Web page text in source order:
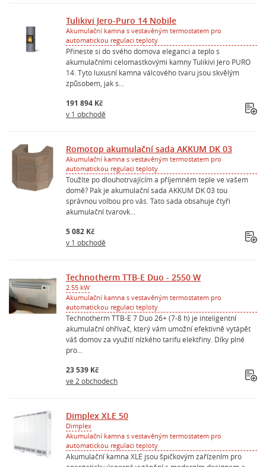
Tulikivi Jero-Puro 14 Nobile
Akumulační kamna s vestavěným termostatem pro
automatickou regulaci teploty
Přineste si do svého domova eleganci a teplo s
akumulačními celomastkovými kamny Tulikivi Jero PURO
14. Tyto luxusní kamna válcového tvaru jsou skvělým
způsobem, jak s...
191 894 Kč
v 1 obchodě
Romotop akumulační sada AKKUM DK 03
Akumulační kamna s vestavěným termostatem pro
automatickou regulaci teploty
Toužíte po dlouhotrvajícím a příjemném teple ve vašem
domě? Pak je akumulační sada AKKUM DK 03 tou
správnou volbou pro vás. Tato sada obsahuje čtyři
akumulační tvarovk...
5 082 Kč
v 1 obchodě
Technotherm TTB-E Duo - 2550 W
2.55 kW
Akumulační kamna s vestavěným termostatem pro
automatickou regulaci teploty
Technotherm TTB-E 7 Duo 26+ (7-8 h) je inteligentní
akumulační ohřívač, který vám umožní efektivně vytápět
váš domov za využití nízkého tarifu elektřiny. Díky plné
pro...
23 539 Kč
ve 2 obchodech
Dimplex XLE 50
Dimplex
Akumulační kamna s vestavěným termostatem pro
automatickou regulaci teploty
Akumulační kamna XLE jsou špičkovým zařízením pro